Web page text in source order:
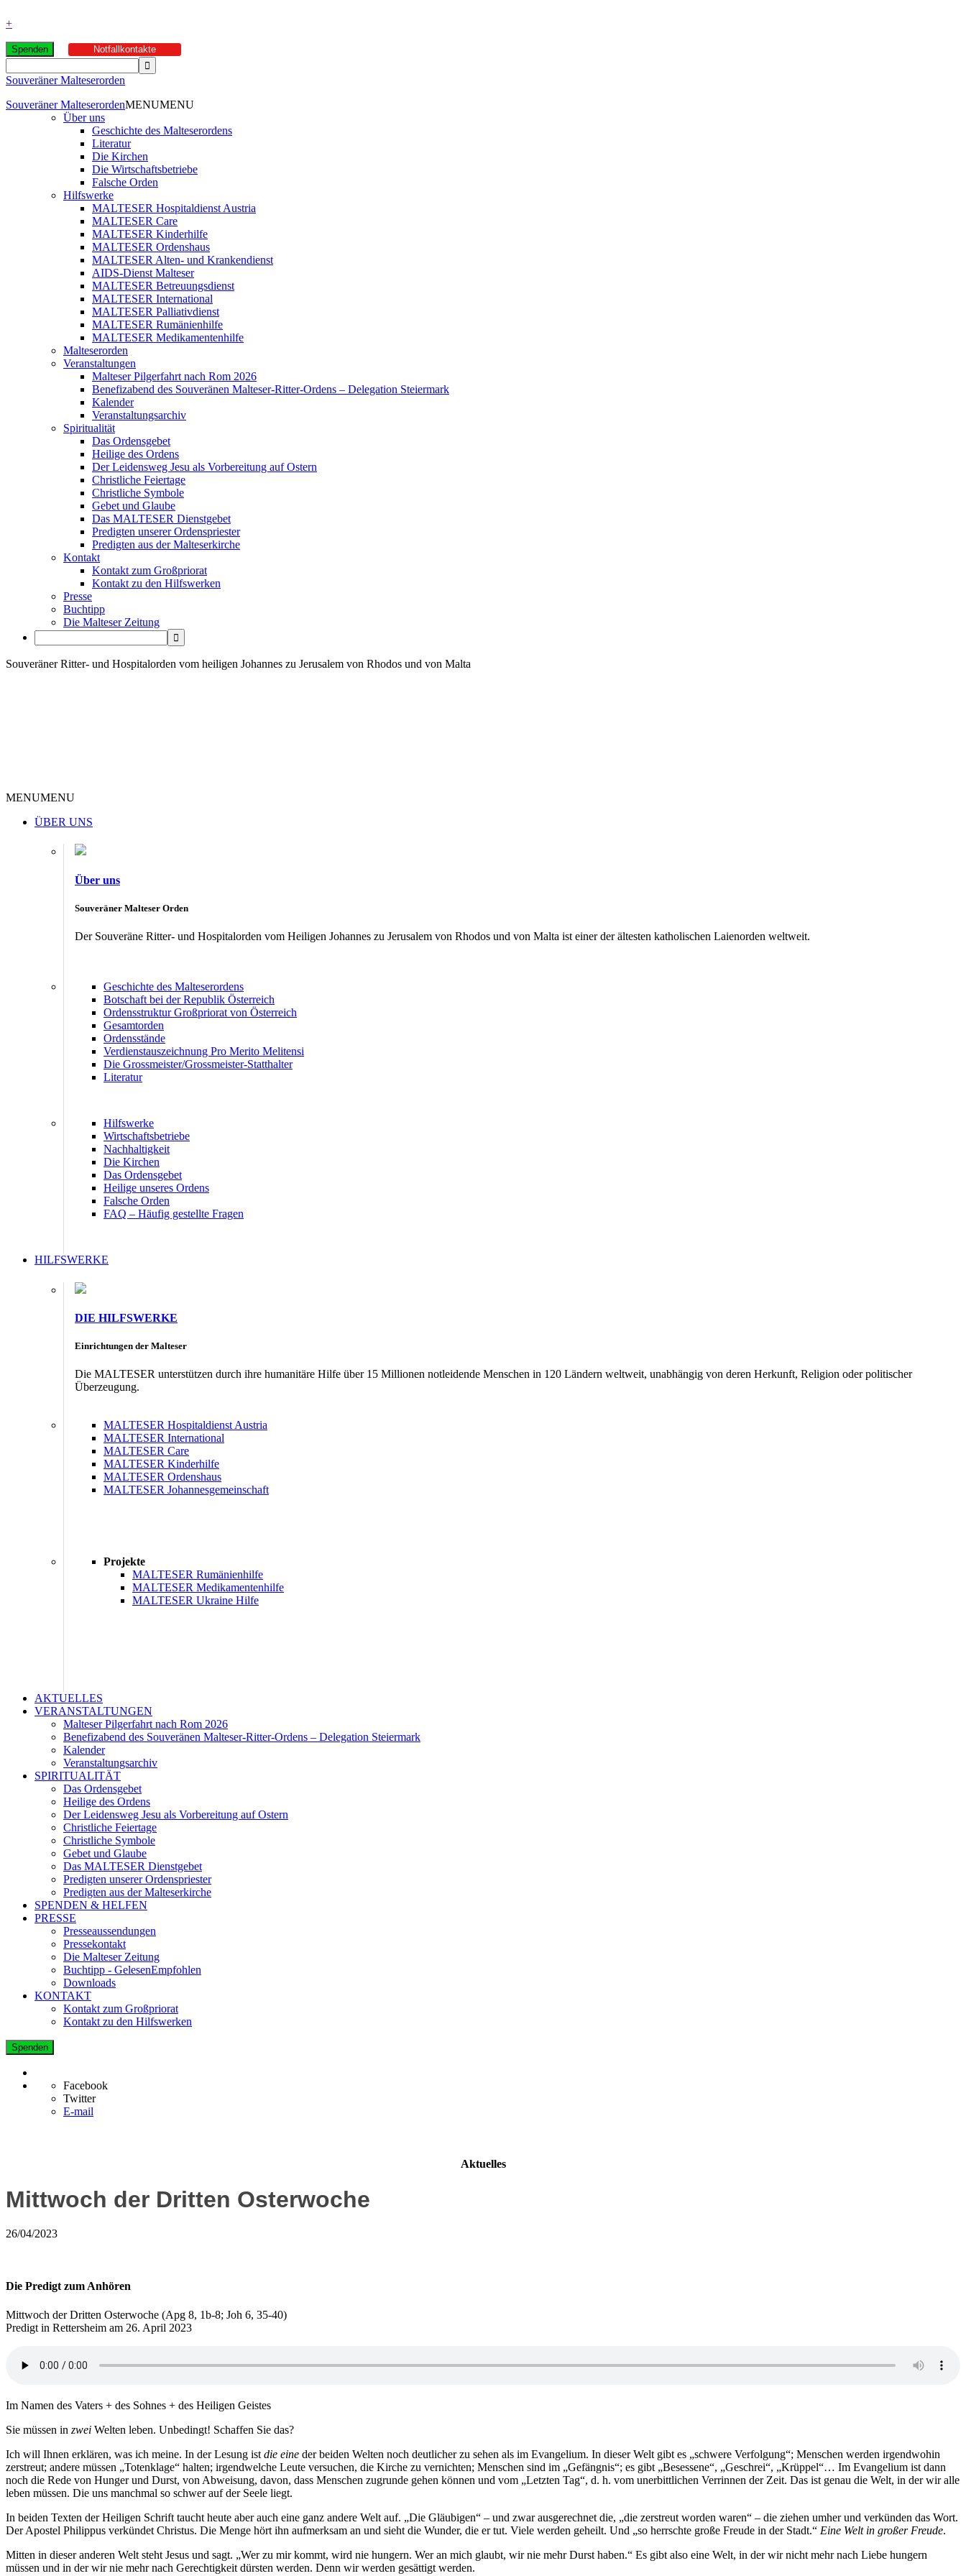
+
Spenden Notfallkontakte
Souveräner Malteserorden
Souveräner MalteserordenMENUMENU
Über uns
Geschichte des Malteserordens
Literatur
Die Kirchen
Die Wirtschaftsbetriebe
Falsche Orden
Hilfswerke
MALTESER Hospitaldienst Austria
MALTESER Care
MALTESER Kinderhilfe
MALTESER Ordenshaus
MALTESER Alten- und Krankendienst
AIDS-Dienst Malteser
MALTESER Betreuungsdienst
MALTESER International
MALTESER Palliativdienst
MALTESER Rumänienhilfe
MALTESER Medikamentenhilfe
Malteserorden
Veranstaltungen
Malteser Pilgerfahrt nach Rom 2026
Benefizabend des Souveränen Malteser-Ritter-Ordens – Delegation Steiermark
Kalender
Veranstaltungsarchiv
Spiritualität
Das Ordensgebet
Heilige des Ordens
Der Leidensweg Jesu als Vorbereitung auf Ostern
Christliche Feiertage
Christliche Symbole
Gebet und Glaube
Das MALTESER Dienstgebet
Predigten unserer Ordenspriester
Predigten aus der Malteserkirche
Kontakt
Kontakt zum Großpriorat
Kontakt zu den Hilfswerken
Presse
Buchtipp
Die Malteser Zeitung
Souveräner Ritter- und Hospitalorden vom heiligen Johannes zu Jerusalem von Rhodos und von Malta
MENUMENU
ÜBER UNS
Über uns
Souveräner Malteser Orden
Der Souveräne Ritter- und Hospitalorden vom Heiligen Johannes zu Jerusalem von Rhodos und von Malta ist einer der ältesten katholischen Laienorden weltweit.
Geschichte des Malteserordens
Botschaft bei der Republik Österreich
Ordensstruktur Großpriorat von Österreich
Gesamtorden
Ordensstände
Verdienstauszeichnung Pro Merito Melitensi
Die Grossmeister/Grossmeister-Statthalter
Literatur
Hilfswerke
Wirtschaftsbetriebe
Nachhaltigkeit
Die Kirchen
Das Ordensgebet
Heilige unseres Ordens
Falsche Orden
FAQ – Häufig gestellte Fragen
HILFSWERKE
DIE HILFSWERKE
Einrichtungen der Malteser
Die MALTESER unterstützen durch ihre humanitäre Hilfe über 15 Millionen notleidende Menschen in 120 Ländern weltweit, unabhängig von deren Herkunft, Religion oder politischer
Überzeugung.
MALTESER Hospitaldienst Austria
MALTESER International
MALTESER Care
MALTESER Kinderhilfe
MALTESER Ordenshaus
MALTESER Johannesgemeinschaft
Projekte
MALTESER Rumänienhilfe
MALTESER Medikamentenhilfe
MALTESER Ukraine Hilfe
AKTUELLES
VERANSTALTUNGEN
Malteser Pilgerfahrt nach Rom 2026
Benefizabend des Souveränen Malteser-Ritter-Ordens – Delegation Steiermark
Kalender
Veranstaltungsarchiv
SPIRITUALITÄT
Das Ordensgebet
Heilige des Ordens
Der Leidensweg Jesu als Vorbereitung auf Ostern
Christliche Feiertage
Christliche Symbole
Gebet und Glaube
Das MALTESER Dienstgebet
Predigten unserer Ordenspriester
Predigten aus der Malteserkirche
SPENDEN & HELFEN
PRESSE
Presseaussendungen
Pressekontakt
Die Malteser Zeitung
Buchtipp - GelesenEmpfohlen
Downloads
KONTAKT
Kontakt zum Großpriorat
Kontakt zu den Hilfswerken
Spenden
Facebook
Twitter
E-mail
Aktuelles
Mittwoch der Dritten Osterwoche
26/04/2023
Die Predigt zum Anhören
Mittwoch der Dritten Osterwoche (Apg 8, 1b-8; Joh 6, 35-40)
Predigt in Rettersheim am 26. April 2023
Im Namen des Vaters + des Sohnes + des Heiligen Geistes
Sie müssen in zwei Welten leben. Unbedingt! Schaffen Sie das?
Ich will Ihnen erklären, was ich meine. In der Lesung ist die eine der beiden Welten noch deutlicher zu sehen als im Evangelium. In dieser Welt gibt es „schwere Verfolgung“; Menschen werden irgendwohin
zerstreut; andere müssen „Totenklage“ halten; irgendwelche Leute versuchen, die Kirche zu vernichten; Menschen sind im „Gefängnis“; es gibt „Besessene“, „Geschrei“, „Krüppel“… Im Evangelium ist dann
noch die Rede von Hunger und Durst, von Abweisung, davon, dass Menschen zugrunde gehen können und vom „Letzten Tag“, d. h. vom unerbittlichen Verrinnen der Zeit. Das ist genau die Welt, in der wir alle
leben müssen. Die uns manchmal so schwer auf der Seele liegt.
In beiden Texten der Heiligen Schrift taucht heute aber auch eine ganz andere Welt auf. „Die Gläubigen“ – und zwar ausgerechnet die, „die zerstreut worden waren“ – die ziehen umher und verkünden das Wort.
Der Apostel Philippus verkündet Christus. Die Menge hört ihn aufmerksam an und sieht die Wunder, die er tut. Viele werden geheilt. Und „so herrschte große Freude in der Stadt.“ Eine Welt in großer Freude.
Mitten in dieser anderen Welt steht Jesus und sagt. „Wer zu mir kommt, wird nie hungern. Wer an mich glaubt, wir nie mehr Durst haben.“ Es gibt also eine Welt, in der wir nicht mehr nach Liebe hungern
müssen und in der wir nie mehr nach Gerechtigkeit dürsten werden. Denn wir werden gesättigt werden.